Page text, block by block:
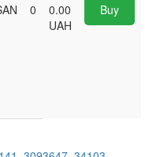
0
0.00
UAH
Buy